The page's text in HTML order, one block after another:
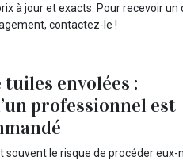
à jour et exacts. Pour recevoir un
contactez-le !
envolées :
professionnel est
souvent le risque de procéder eux-